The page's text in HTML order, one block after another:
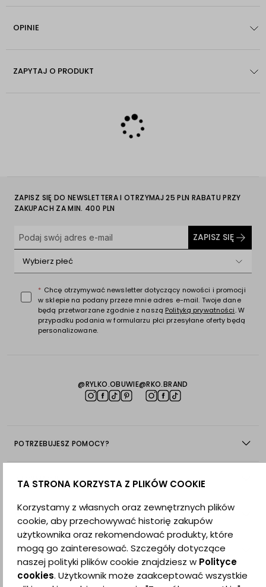
TA STRONA KORZYSTA Z PLIKÓW COOKIE
Korzystamy z własnych oraz zewnętrznych plików
cookie, aby przechowywać historię zakupów
użytkownika oraz rekomendować produkty, które
mogą go zainteresować. Szczegóły dotyczące
naszej polityki plików cookie znajdziesz w Polityce
cookies. Użytkownik może zaakceptować wszystkie
OPINIE
ZAPYTAJ O PRODUKT
ZAPISZ SIĘ DO NEWSLETTERA I OTRZYMAJ 25 PLN RABATU PRZY
ZAKUPACH ZA MIN. 400 PLN
ZAPISZ SIĘ
Wybierz płeć
Chcę otrzymywać newsletter dotyczący nowości i promocji
w sklepie na podany przeze mnie adres e-mail. Twoje dane
będą przetwarzane zgodnie z naszą Polityką prywatności. W
przypadku podania w formularzu płci przesyłane oferty będą
personalizowane.
POTRZEBUJESZ POMOCY?
INFORMACJE
OBSŁUGA KLIENTA
@RYLKO.OBUWIE@RKO.BRAND